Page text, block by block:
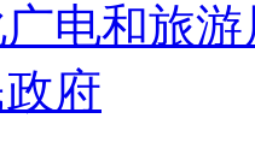
电和旅游
府